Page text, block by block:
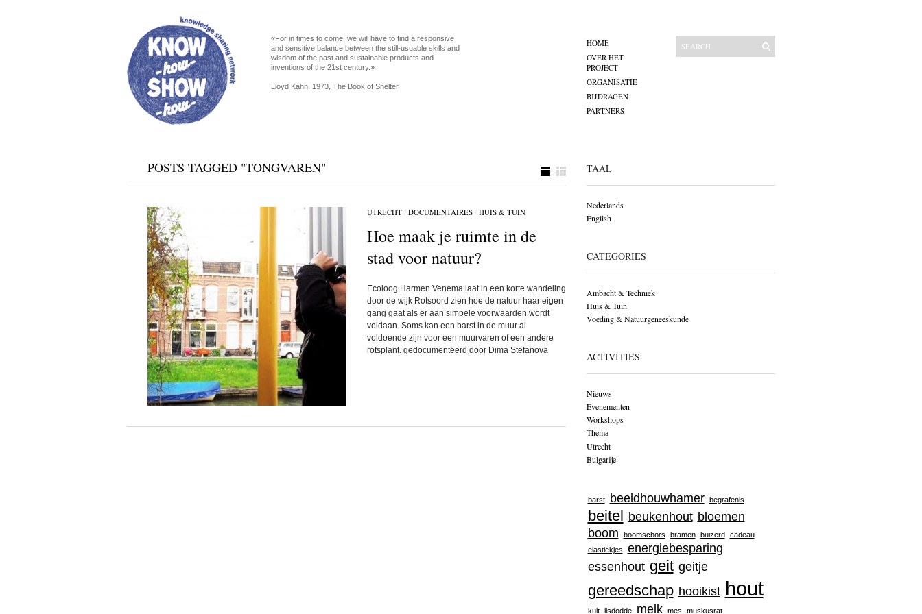
«For in times to come, we will have to find a responsive
and sensitive balance between the still-usuable skills and
wisdom of the past and sustainable products and
inventions of the 21st century.»
Lloyd Kahn, 1973, The Book of Shelter
HOME
OVER HET
PROJECT
ORGANISATIE
BIJDRAGEN
PARTNERS
POSTS TAGGED "TONGVAREN"
UTRECHT/ DOCUMENTAIRES/ HUIS & TUIN
Hoe maak je ruimte in de
stad voor natuur?
Ecoloog Harmen Venema laat in een korte wandeling
door de wijk Rotsoord zien hoe de natuur haar eigen
gang gaat als er aan simpele voorwaarden wordt
voldaan. Soms kan een barst in de muur al
voldoende zijn voor een muurvaren of een andere
rotsplant. gedocumenteerd door Dima Stefanova
TAAL
Nederlands
English
CATEGORIES
Ambacht & Techniek
Huis & Tuin
Voeding & Natuurgeneeskunde
ACTIVITIES
Nieuws
Evenementen
Workshops
Themа
Utrecht
Bulgarije
barst beeldhouwhamer begrafenis
beitel beukenhout bloemen
boom
boomschors bramen buizerd
cadeau
elastiekjes
energiebesparing
essenhout geit geitje
gereedschap hooikist hout
kuit lisdodde melk mes muskusrat